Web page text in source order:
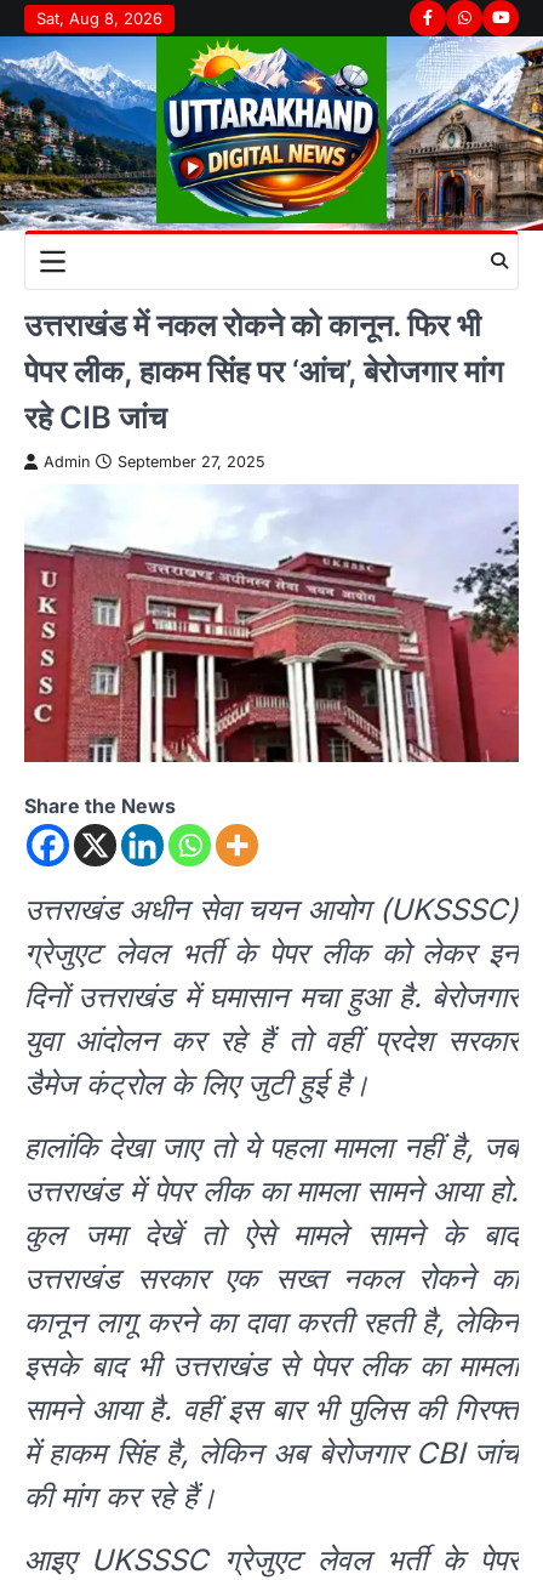
Skip
to
content
Sat, Aug 8, 2026 Facebook
Whatsapp
उत्तराखंड में नकल रोकने को कानून. फिर भी
पेपर लीक, हाकम सिंंह पर ‘आंच’, बेरोजगार मांग
रहे CIB जांच
Admin September 27, 2025
Share the News
उत्तराखंड अधीन सेवा चयन आयोग (UKSSSC)
ग्रेजुएट लेवल भर्ती के पेपर लीक को लेकर इन
दिनों उत्तराखंड में घमासान मचा हुआ है. बेरोजगार
युवा आंदोलन कर रहे हैं तो वहीं प्रदेश सरकार
डैमेज कंट्रोल के लिए जुटी हुई है।
हालांकि देखा जाए तो ये पहला मामला नहीं है, जब
उत्तराखंड में पेपर लीक का मामला सामने आया हो.
कुल जमा देखें तो ऐसे मामले सामने के बाद
उत्तराखंड सरकार एक सख्त नकल रोकने का
कानून लागू करने का दावा करती रहती है, लेकिन
इसके बाद भी उत्तराखंड से पेपर लीक का मामला
सामने आया है. वहीं इस बार भी पुलिस की गिरफ्त
में हाकम सिंह है, लेकिन अब बेरोजगार CBI जांच
की मांग कर रहे हैं।
आइए UKSSSC ग्रेजुएट लेवल भर्ती के पेपर